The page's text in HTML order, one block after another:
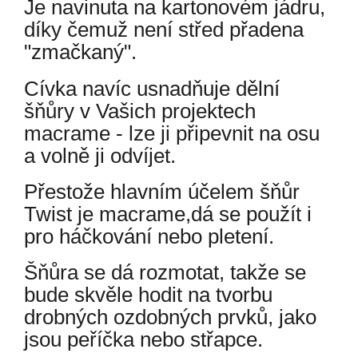
Je navinuta na kartonovém jádru,
díky čemuž není střed přadena
"zmačkaný".
Cívka navíc usnadňuje dělní
šňůry v Vašich projektech
macrame - lze ji připevnit na osu
a volně ji odvíjet.
Přestože hlavním účelem šňůr
Twist je macrame,dá se použít i
pro háčkování nebo pletení.
Šňůra se dá rozmotat, takže se
bude skvěle hodit na tvorbu
drobných ozdobných prvků, jako
jsou peříčka nebo střapce.